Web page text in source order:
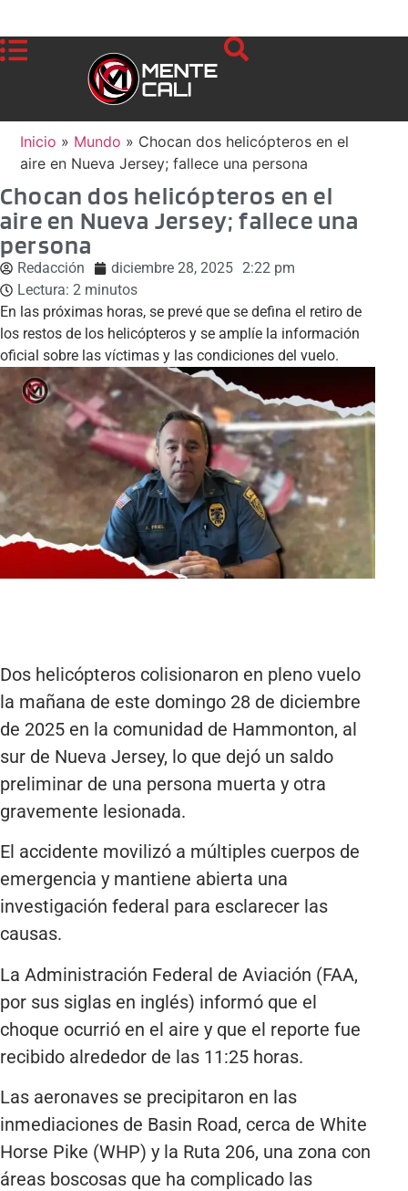
Inicio » Mundo » Chocan dos helicópteros en el
aire en Nueva Jersey; fallece una persona
Chocan dos helicópteros en el
aire en Nueva Jersey; fallece una
persona
Redacción diciembre 28, 2025 2:22 pm
Lectura: 2 minutos
En las próximas horas, se prevé que se defina el retiro de
los restos de los helicópteros y se amplíe la información
oficial sobre las víctimas y las condiciones del vuelo.
Dos helicópteros colisionaron en pleno vuelo
la mañana de este domingo 28 de diciembre
de 2025 en la comunidad de Hammonton, al
sur de Nueva Jersey, lo que dejó un saldo
preliminar de una persona muerta y otra
gravemente lesionada.
El accidente movilizó a múltiples cuerpos de
emergencia y mantiene abierta una
investigación federal para esclarecer las
causas.
La Administración Federal de Aviación (FAA,
por sus siglas en inglés) informó que el
choque ocurrió en el aire y que el reporte fue
recibido alrededor de las 11:25 horas.
Las aeronaves se precipitaron en las
inmediaciones de Basin Road, cerca de White
Horse Pike (WHP) y la Ruta 206, una zona con
áreas boscosas que ha complicado las